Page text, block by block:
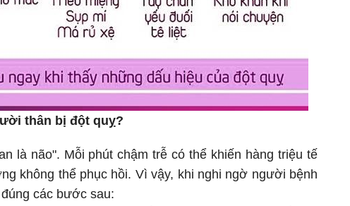
thân bị đột quỵ?
là não". Mỗi phút chậm trễ có thể khiến hàng triệu tế
không thể phục hồi. Vì vậy, khi nghi ngờ người bệnh
các bước sau: